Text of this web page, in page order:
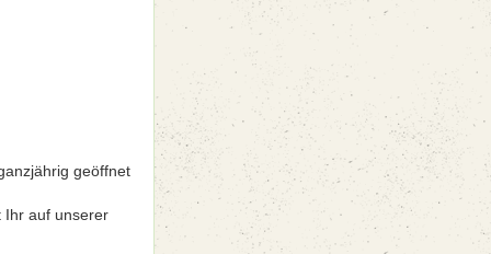
geöffnet
Ihr auf unserer